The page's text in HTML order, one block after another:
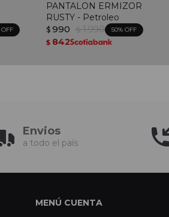
PANTALON ERMIZOR
RUSTY - Petroleo
$ 990 $ 1.990 50
$ 842
Envios
a todo el país
MENÚ CUENTA